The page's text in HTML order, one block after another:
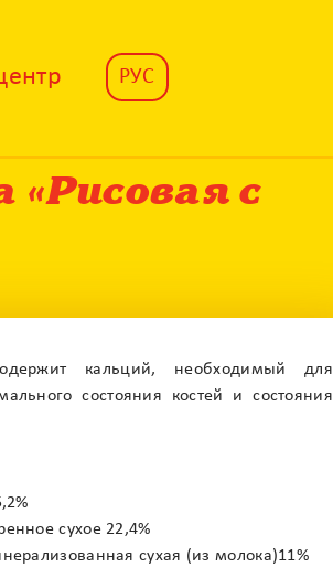
РУС
с
кальций, необходимый для
состояния костей и состояния
сухое 22,4%
сухая (из молока)11%